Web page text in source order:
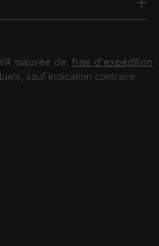
majorée de, frais d'expédition
sauf indication contraire.